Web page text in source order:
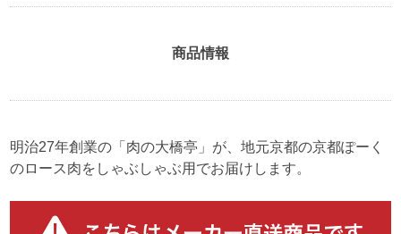
商品情報
明治27年創業の「肉の大橋亭」が、地元京都の京都ぽーく
のロース肉をしゃぶしゃぶ用でお届けします。